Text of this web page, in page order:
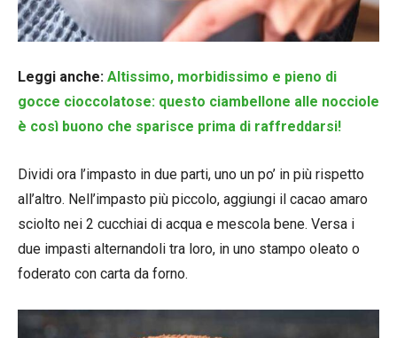
Leggi anche: Altissimo, morbidissimo e pieno di
gocce cioccolatose: questo ciambellone alle nocciole
è così buono che sparisce prima di raffreddarsi!
Dividi ora l’impasto in due parti, uno un po’ in più rispetto
all’altro. Nell’impasto più piccolo, aggiungi il cacao amaro
sciolto nei 2 cucchiai di acqua e mescola bene. Versa i
due impasti alternandoli tra loro, in uno stampo oleato o
foderato con carta da forno.